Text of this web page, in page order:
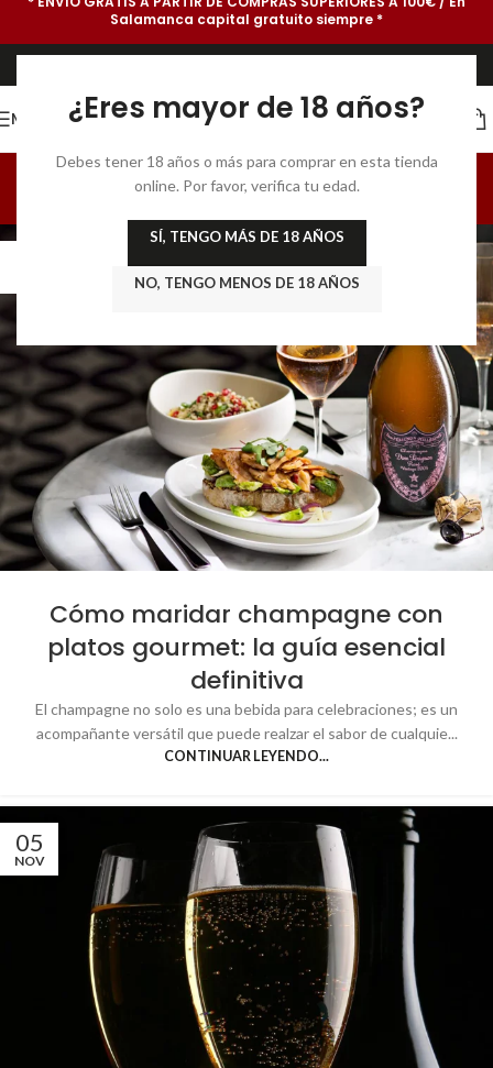
¿Eres mayor de 18 años?
Debes tener 18 años o más para comprar en esta tienda
online. Por favor, verifica tu edad.
SÍ, TENGO MÁS DE 18 AÑOS
NO, TENGO MENOS DE 18 AÑOS
Salamanca capital gratuito siempre *
MENU
PRODUCTOS GOURMET
Cómo maridar champagne con
platos gourmet: la guía esencial
definitiva
El champagne no solo es una bebida para celebraciones; es un
acompañante versátil que puede realzar el sabor de cualquie...
CONTINUAR LEYENDO...
05
NOV